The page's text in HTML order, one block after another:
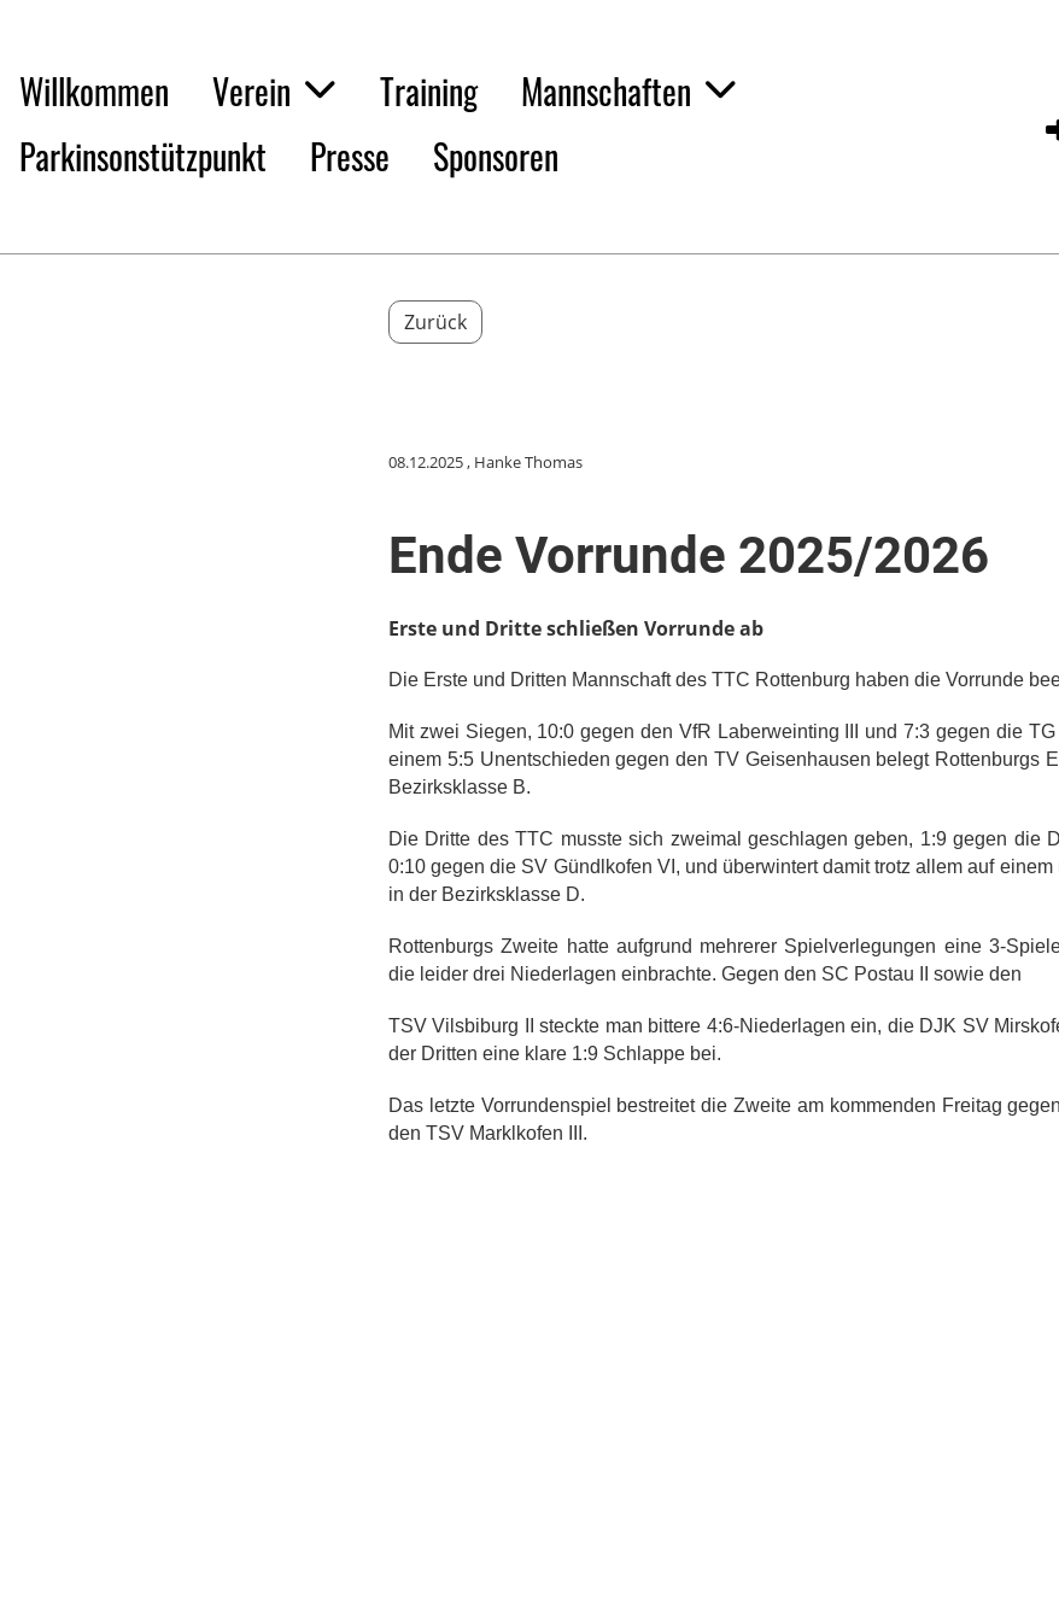
Willkommen Verein Training
Mannschaften
Parkinsonstützpunkt
Presse Sponsoren
Zurück
08.12.2025, Hanke Thomas
Ende Vorrunde 2025/2026
Erste und Dritte schließen Vorrunde ab
Die Erste und Dritten Mannschaft des TTC Rottenburg haben die Vorrunde
Mit zwei Siegen, 10:0 gegen den VfR Laberweinting III und 7:3 gegen die
einem 5:5 Unentschieden gegen den TV Geisenhausen belegt Rottenburgs
Bezirksklasse B.
Die Dritte des TTC musste sich zweimal geschlagen geben, 1:9 gegen die
0:10 gegen die SV Gündlkofen VI, und überwintert damit trotz allem auf
in der Bezirksklasse D.
Rottenburgs Zweite hatte aufgrund mehrerer Spielverlegungen eine 3-
die leider drei Niederlagen einbrachte. Gegen den SC Postau II sowie den
TSV Vilsbiburg II steckte man bittere 4:6-Niederlagen ein, die DJK SV
der Dritten eine klare 1:9 Schlappe bei.
Das letzte Vorrundenspiel bestreitet die Zweite am kommenden Freitag
den TSV Marklkofen III.